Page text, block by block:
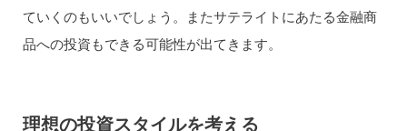
ていくのもいいでしょう。またサテライトにあたる金融商
品への投資もできる可能性が出てきます。
理想の投資スタイルを考える